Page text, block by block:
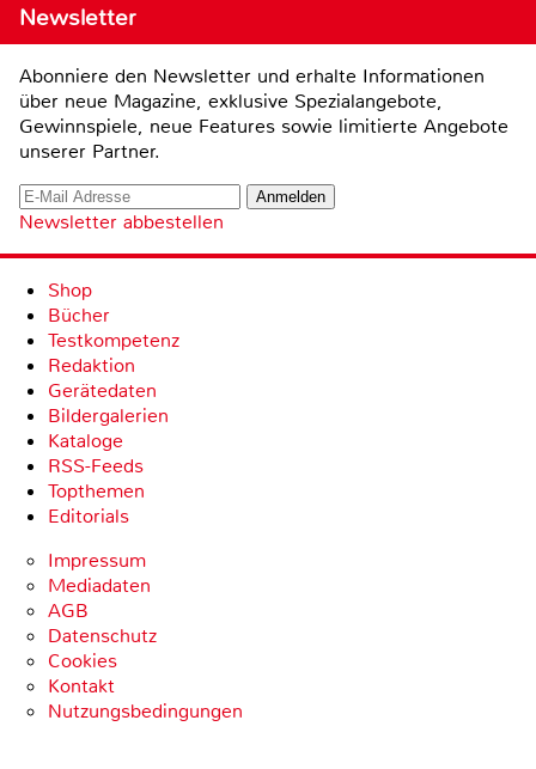
Newsletter
Abonniere den Newsletter und erhalte Informationen
über neue Magazine, exklusive Spezialangebote,
Gewinnspiele, neue Features sowie limitierte Angebote
unserer Partner.
Newsletter abbestellen
Shop
Bücher
Testkompetenz
Redaktion
Gerätedaten
Bildergalerien
Kataloge
RSS-Feeds
Topthemen
Editorials
Impressum
Mediadaten
AGB
Datenschutz
Cookies
Kontakt
Nutzungsbedingungen